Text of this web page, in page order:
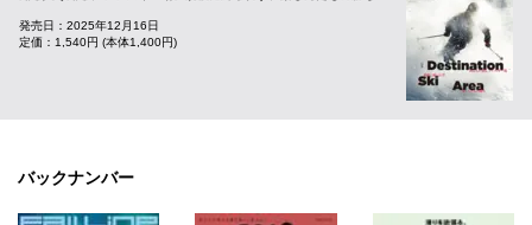
発売日：2025年12月16日
定価：1,540円 (本体1,400円)
バックナンバー